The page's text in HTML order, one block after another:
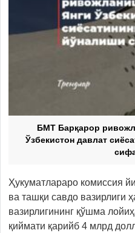
БМТ Барқарор
Ўзбекистон давлат
Ҳукуматлараро комиссия
ва ташқи савдо вазирлиги
вазирлигининг қўшма
қиймати қарийб 4 млрд